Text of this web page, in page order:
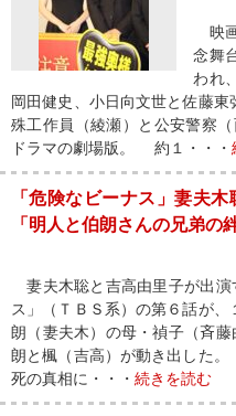
映
念舞
われ
岡田健史、小日向文世と佐藤
殊工作員（綾瀬）と公安警察
ドラマの劇場版。 約１・・・
「危険なビーナス」妻夫
「明人と伯朗さんの兄弟の
妻夫木聡と吉高由里子が出演
ス」（ＴＢＳ系）の第６話が
朗（妻夫木）の母・禎子（斉
朗と楓（吉高）が動き出した
死の真相に・・・ 続きを読む